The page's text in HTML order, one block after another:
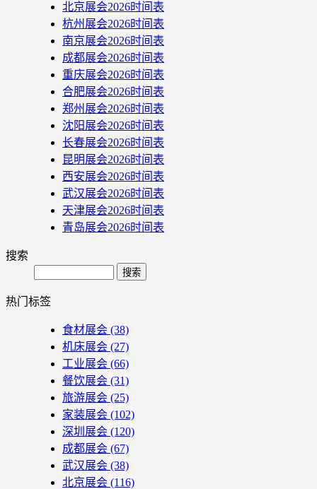
北京展会2026时间表
杭州展会2026时间表
南京展会2026时间表
成都展会2026时间表
重庆展会2026时间表
合肥展会2026时间表
郑州展会2026时间表
沈阳展会2026时间表
长春展会2026时间表
昆明展会2026时间表
西安展会2026时间表
武汉展会2026时间表
天津展会2026时间表
青岛展会2026时间表
搜索
Search
热门标签
食材展会 (38)
机床展会 (27)
工业展会 (66)
餐饮展会 (31)
旅游展会 (25)
家装展会 (102)
深圳展会 (120)
成都展会 (67)
武汉展会 (38)
北京展会 (116)